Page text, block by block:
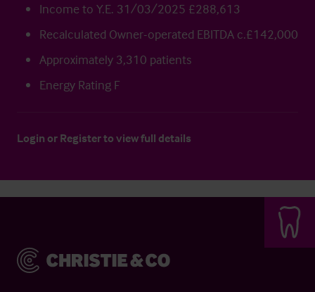
Income to Y.E. 31/03/2025 £288,613
Recalculated Owner-operated EBITDA c.£142,000
Approximately 3,310 patients
Energy Rating F
Login or Registerto view full details